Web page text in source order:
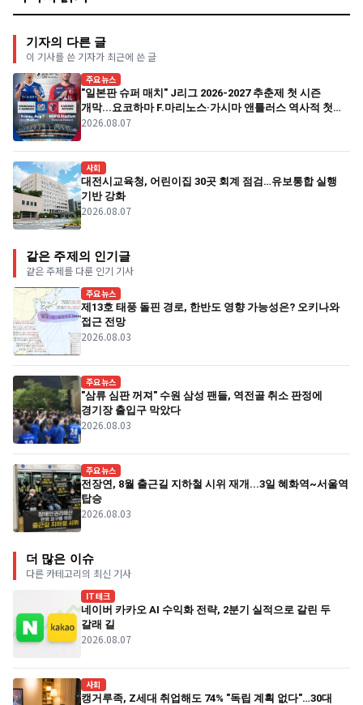
기자의 다른 글
이 기사를 쓴 기자가 최근에 쓴 글
주요뉴스
"일본판 슈퍼 매치" J리그 2026-2027 추춘제 첫 시즌
개막...요코하마 F.마리노스·가시마 앤틀러스 역사적 첫
경기
2026.08.07
사회
대전시교육청, 어린이집 30곳 회계 점검…유보통합 실행
기반 강화
2026.08.07
같은 주제의 인기글
같은 주제를 다룬 인기 기사
주요뉴스
제13호 태풍 돌핀 경로, 한반도 영향 가능성은? 오키나와
접근 전망
2026.08.03
주요뉴스
"삼류 심판 꺼져" 수원 삼성 팬들, 역전골 취소 판정에
경기장 출입구 막았다
2026.08.03
주요뉴스
전장연, 8월 출근길 지하철 시위 재개...3일 혜화역~서울역
탑승
2026.08.03
더 많은 이슈
다른 카테고리의 최신 기사
IT테크
네이버 카카오 AI 수익화 전략, 2분기 실적으로 갈린 두
갈래 길
2026.08.07
사회
캥거루족, Z세대 취업해도 74% "독립 계획 없다"…30대